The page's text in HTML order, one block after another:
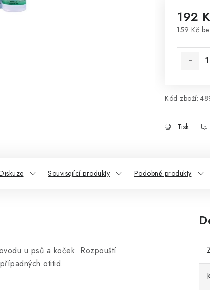
192
159 Kč
Kód zboží:
Tisk
Související produkty Podobné produkty
u psů a koček. Rozpouští
otitid.